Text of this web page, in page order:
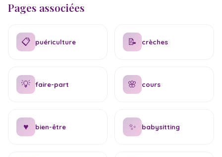
Pages associées
📋 puériculture 📝 crèches
💡 faire-part 🌸 cours
♥ bien-être ✨ babysitting